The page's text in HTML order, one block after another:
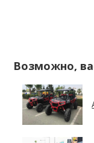
Возможно,